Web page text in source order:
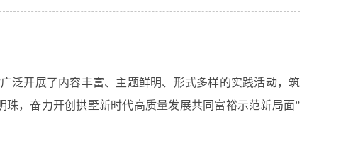
泛开展了内容丰富、主题鲜明、形式多样的实践活动，筑
，奋力开创拱墅新时代高质量发展共同富裕示范新局面”